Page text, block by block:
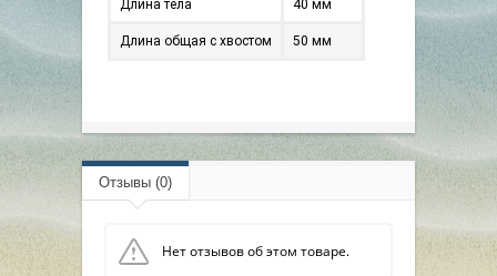
Длина тела 40 мм
Длина общая с хвостом 50 мм
Отзывы (0)
Нет отзывов об этом товаре.